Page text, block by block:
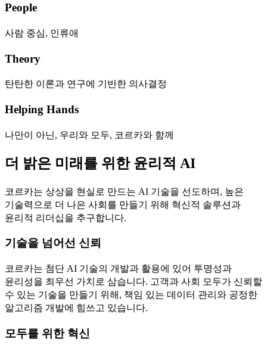
People
사람 중심, 인류애
Theory
탄탄한 이론과 연구에 기반한 의사결정
Helping Hands
나만이 아닌, 우리와 모두, 코르카와 함께
더 밝은 미래를 위한 윤리적 AI
코르카는 상상을 현실로 만드는 AI 기술을 선도하며, 높은
기술력으로 더 나은 사회를 만들기 위해 혁신적 솔루션과
윤리적 리더십을 추구합니다.
기술을 넘어선 신뢰
코르카는 첨단 AI 기술의 개발과 활용에 있어 투명성과
윤리성을 최우선 가치로 삼습니다. 고객과 사회 모두가 신뢰할
수 있는 기술을 만들기 위해, 책임 있는 데이터 관리와 공정한
알고리즘 개발에 힘쓰고 있습니다.
모두를 위한 혁신